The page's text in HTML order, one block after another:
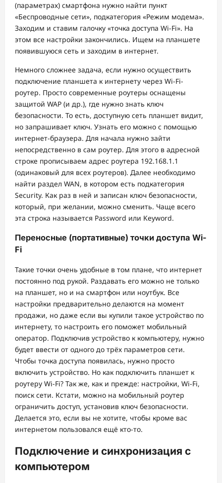
(параметрах) смартфона нужно найти пункт
«Беспроводные сети», подкатегория «Режим модема».
Заходим и ставим галочку «точка доступа Wi-Fi». На
этом все настройки закончились. Ищем на планшете
появившуюся сеть и заходим в интернет.
Немного сложнее задача, если нужно осуществить
подключение планшета к интернету через Wi-Fi-
роутер. Просто современные роутеры оснащены
защитой WAP (и др.), где нужно знать ключ
безопасности. То есть, доступную сеть планшет видит,
но запрашивает ключ. Узнать его можно с помощью
интернет-браузера. Для начала нужно зайти
непосредственно в сам роутер. Для этого в адресной
строке прописываем адрес роутера 192.168.1.1
(одинаковый для всех роутеров). Далее необходимо
найти раздел WAN, в котором есть подкатегория
Security. Как раз в ней и записан ключ безопасности,
который, при желании, можно сменить. Чаще всего
эта строка называется Password или Keyword.
Переносные (портативные) точки доступа Wi-
Fi
Такие точки очень удобные в том плане, что интернет
постоянно под рукой. Раздавать его можно не только
на планшет, но и на смартфон или ноутбук. Все
настройки предварительно делаются на момент
продажи, но даже если вы купили такое устройство по
интернету, то настроить его поможет мобильный
оператор. Подключив устройство к компьютеру, нужно
будет ввести от одного до трёх параметров сети.
Чтобы точка доступа появилась, нужно просто
включить устройство. Но как подключить планшет к
роутеру Wi-Fi? Так же, как и прежде: настройки, Wi-Fi,
поиск сети. Кстати, можно на мобильный роутер
ограничить доступ, установив ключ безопасности.
Делается это, если вы не хотите, чтобы кроме вас
интернетом пользовался ещё кто-то.
Подключение и синхронизация с
компьютером